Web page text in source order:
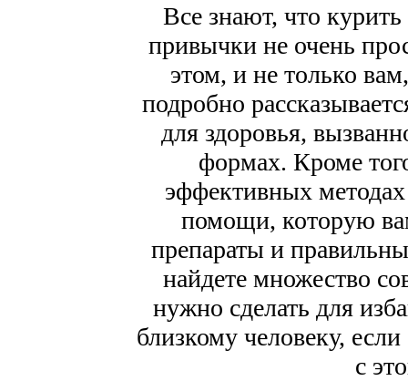
Все знают, что
привычки не очень
этом, и не только
подробно
для здоровья,
формах. Кроме
эффективных
помощи, которую
препараты и
найдете множество
нужно сделать для
близкому человеку,
с